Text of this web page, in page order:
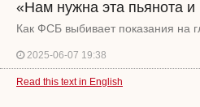
«Нам нужна эта пьянота и
Как ФСБ выбивает показания на
2025-06-07 19:38
Read this text in English